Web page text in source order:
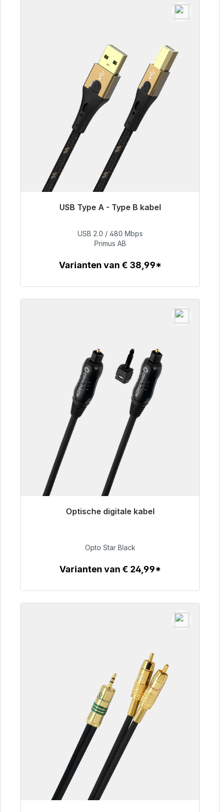
USB Type A - Type B kabel
Klaar voor onmiddellijke verzending, levertijd
€ 76,99
USB 2.0 / 480 Mbps
Primus AB
Varianten van € 38,99*
Optische digitale kabel
Klaar voor onmiddellijke verzending, levertijd
€ 93,00
Opto Star Black
Varianten van € 24,99*